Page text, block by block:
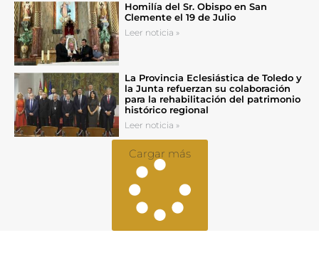
Homilía del Sr. Obispo en San
Clemente el 19 de Julio
Leer noticia »
La Provincia Eclesiástica de Toledo y
la Junta refuerzan su colaboración
para la rehabilitación del patrimonio
histórico regional
Leer noticia »
Cargar más